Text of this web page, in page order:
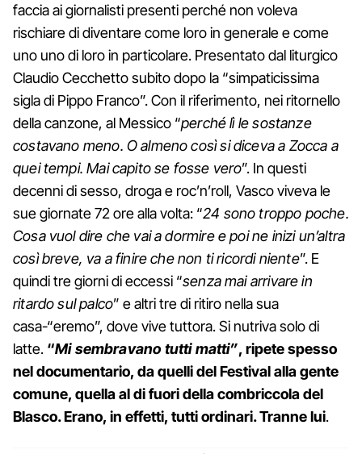
faccia ai giornalisti presenti perché non voleva
rischiare di diventare come loro in generale e come
uno uno di loro in particolare. Presentato dal liturgico
Claudio Cecchetto subito dopo la “simpaticissima
sigla di Pippo Franco”. Con il riferimento, nei ritornello
della canzone, al Messico “perché lì le sostanze
costavano meno. O almeno così si diceva a Zocca a
quei tempi. Mai capito se fosse vero”. In questi
decenni di sesso, droga e roc’n’roll, Vasco viveva le
sue giornate 72 ore alla volta: “24 sono troppo poche.
Cosa vuol dire che vai a dormire e poi ne inizi un’altra
così breve, va a finire che non ti ricordi niente”. E
quindi tre giorni di eccessi “senza mai arrivare in
ritardo sul palco” e altri tre di ritiro nella sua
casa-“eremo”, dove vive tuttora. Si nutriva solo di
latte. “Mi sembravano tutti matti”, ripete spesso
nel documentario, da quelli del Festival alla gente
comune, quella al di fuori della combriccola del
Blasco. Erano, in effetti, tutti ordinari. Tranne lui.